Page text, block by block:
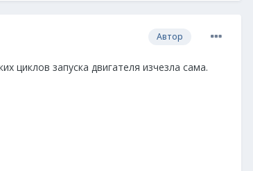
Автор
циклов запуска двигателя изчезла сама.